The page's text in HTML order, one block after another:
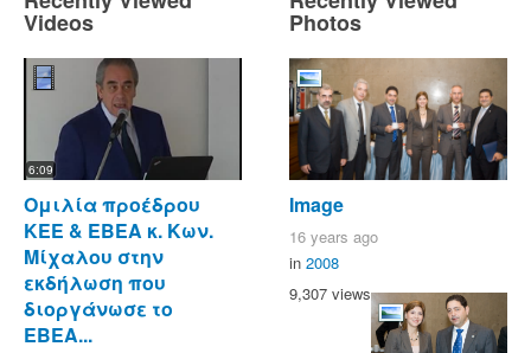
Videos
6:09
Ομιλία προέδρου
ΚΕΕ & ΕΒΕΑ κ. Κων.
Μίχαλου στην
εκδήλωση που
διοργάνωσε το
ΕΒΕΑ...
Photos
Image
16 years ago
in 2008
9,307 views